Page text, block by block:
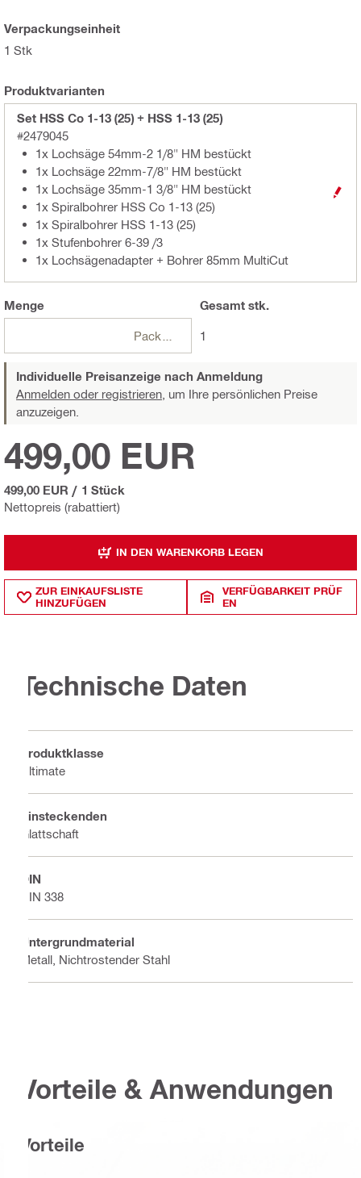
Verpackungseinheit
1 Stk
Produktvarianten
Set HSS Co 1-13 (25) + HSS 1-13 (25)
#2479045
1x Lochsäge 54mm-2 1/8" HM bestückt
1x Lochsäge 22mm-7/8" HM bestückt
1x Lochsäge 35mm-1 3/8" HM bestückt
1x Spiralbohrer HSS Co 1-13 (25)
1x Spiralbohrer HSS 1-13 (25)
1x Stufenbohrer 6-39 /3
1x Lochsägenadapter + Bohrer 85mm MultiCut
Menge
Packungen
Gesamtstk.
1
Individuelle Preisanzeige nach Anmeldung
Anmelden oder registrieren, um Ihre persönlichen Preise
anzuzeigen.
Nettopreis (rabattiert)
499,00 EUR
499,00 EUR / 1 Stück
IN DEN WARENKORB LEGEN
ZUR EINKAUFSLISTE
HINZUFÜGEN
VERFÜGBARKEIT PRÜF
EN
Technische Daten
Produktklasse
Ultimate
Einsteckenden
Glattschaft
DIN
DIN 338
Untergrundmaterial
Metall, Nichtrostender Stahl
Vorteile & Anwendungen
Vorteile